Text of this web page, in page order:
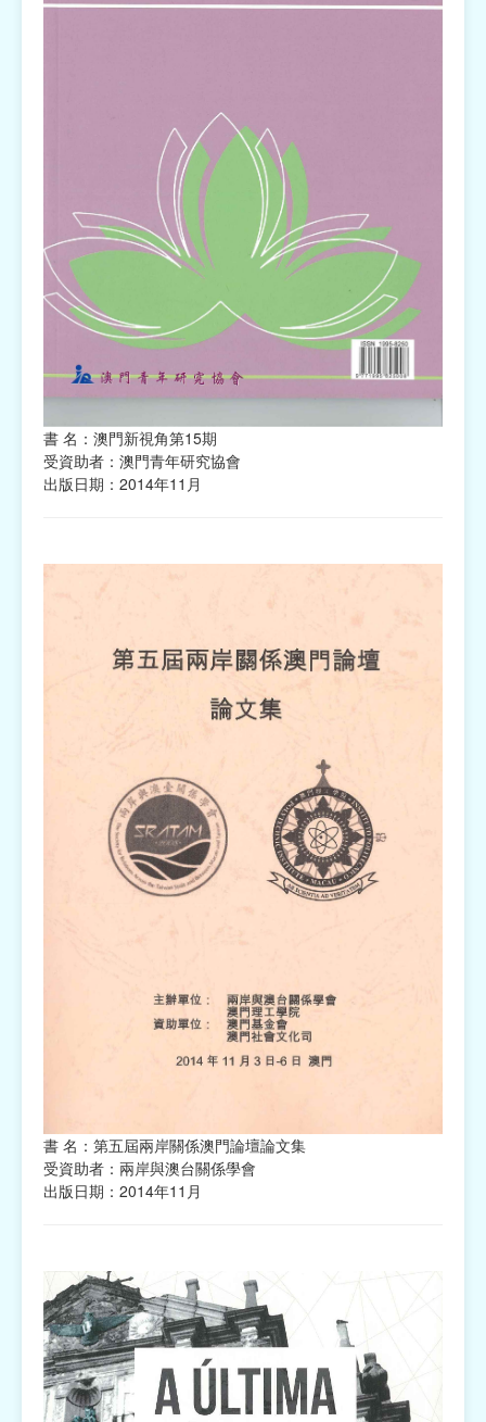
書 名：澳門新視角第15期
受資助者：澳門青年研究協會
出版日期：2014年11月
書 名：第五屆兩岸關係澳門論壇論文集
受資助者：兩岸與澳台關係學會
出版日期：2014年11月